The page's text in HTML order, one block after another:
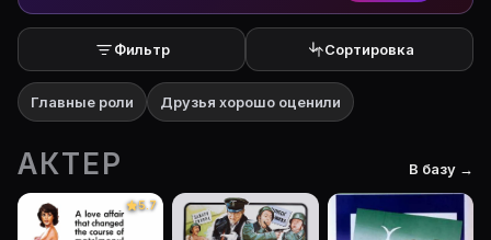
Фильтр Сортировка
Главные роли Друзья хорошо оценили
АКТЕР В базу →
5.7